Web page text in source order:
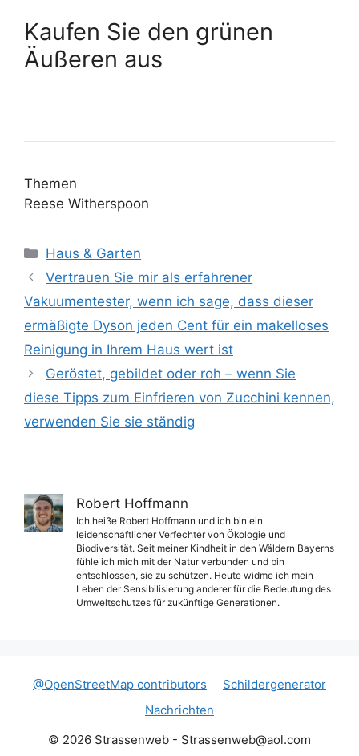
Kaufen Sie den grünen
Äußeren aus
Themen
Reese Witherspoon
Kategorien
Haus & Garten
Vertrauen Sie mir als erfahrener
Vakuumentester, wenn ich sage, dass dieser
ermäßigte Dyson jeden Cent für ein makelloses
Reinigung in Ihrem Haus wert ist
Geröstet, gebildet oder roh – wenn Sie
diese Tipps zum Einfrieren von Zucchini kennen,
verwenden Sie sie ständig
Robert Hoffmann
Ich heiße Robert Hoffmann und ich bin ein
leidenschaftlicher Verfechter von Ökologie und
Biodiversität. Seit meiner Kindheit in den Wäldern Bayerns
fühle ich mich mit der Natur verbunden und bin
entschlossen, sie zu schützen. Heute widme ich mein
Leben der Sensibilisierung anderer für die Bedeutung des
Umweltschutzes für zukünftige Generationen.
@OpenStreetMap contributors
Schildergenerator
Nachrichten
© 2026 Strassenweb - Strassenweb@aol.com